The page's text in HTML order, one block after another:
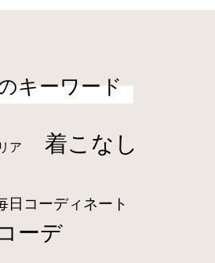
キーワード
ア 着こなし
日コーディネート
ーデ